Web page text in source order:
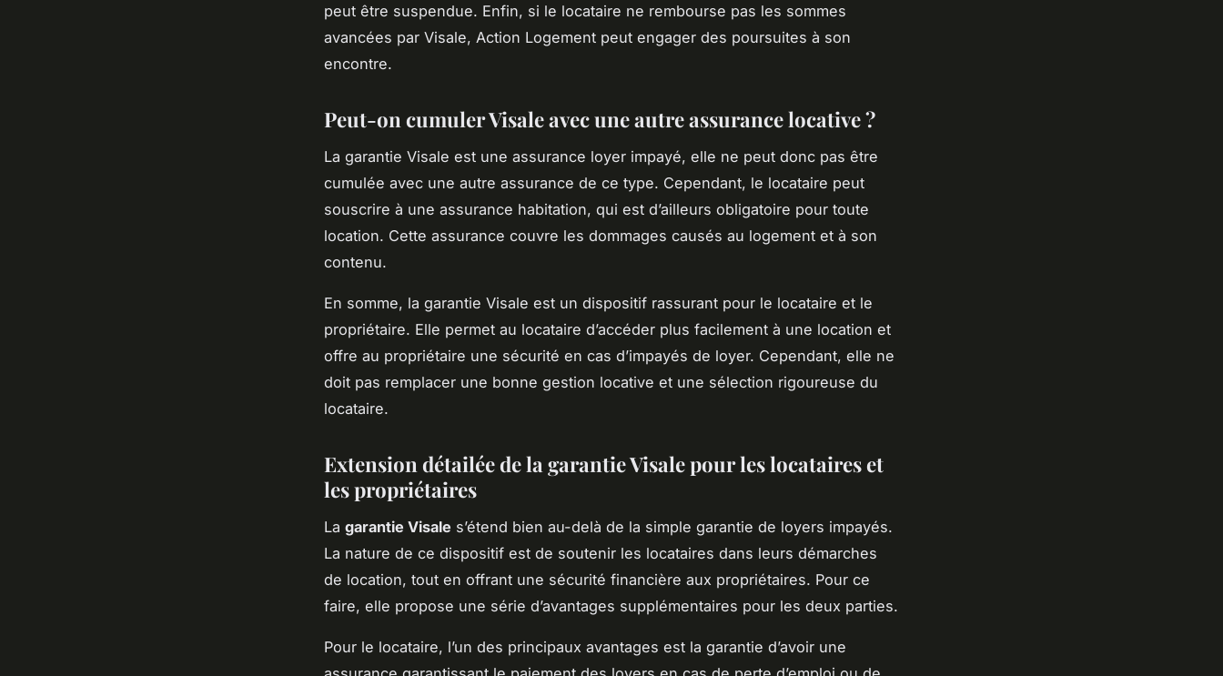
peut être suspendue. Enfin, si le locataire ne rembourse pas les sommes
avancées par Visale, Action Logement peut engager des poursuites à son
encontre.
Peut-on cumuler Visale avec une autre assurance locative ?
La garantie Visale est une assurance loyer impayé, elle ne peut donc pas être
cumulée avec une autre assurance de ce type. Cependant, le locataire peut
souscrire à une assurance habitation, qui est d’ailleurs obligatoire pour toute
location. Cette assurance couvre les dommages causés au logement et à son
contenu.
En somme, la garantie Visale est un dispositif rassurant pour le locataire et le
propriétaire. Elle permet au locataire d’accéder plus facilement à une location et
offre au propriétaire une sécurité en cas d’impayés de loyer. Cependant, elle ne
doit pas remplacer une bonne gestion locative et une sélection rigoureuse du
locataire.
Extension détailée de la garantie Visale pour les locataires et
les propriétaires
La garantie Visale s’étend bien au-delà de la simple garantie de loyers impayés.
La nature de ce dispositif est de soutenir les locataires dans leurs démarches
de location, tout en offrant une sécurité financière aux propriétaires. Pour ce
faire, elle propose une série d’avantages supplémentaires pour les deux parties.
Pour le locataire, l’un des principaux avantages est la garantie d’avoir une